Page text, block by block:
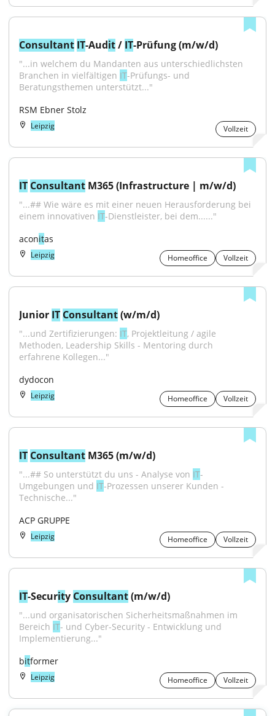
Consultant IT-Audit / IT-Prüfung (m/w/d)
"...in welchem du Mandanten aus unterschiedlichsten
Branchen in vielfältigen IT-Prüfungs- und
Beratungsthemen unterstützt..."
RSM Ebner Stolz
Leipzig Vollzeit
IT Consultant M365 (Infrastructure | m/w/d)
"...## Wie wäre es mit einer neuen Herausforderung bei
einem innovativen IT-Dienstleister, bei dem......"
aconitas
Leipzig Homeoffice Vollzeit
Junior IT Consultant (w/m/d)
"...und Zertifizierungen: IT, Projektleitung / agile
Methoden, Leadership Skills - Mentoring durch
erfahrene Kollegen..."
dydocon
Leipzig Homeoffice Vollzeit
IT Consultant M365 (m/w/d)
"...## So unterstützt du uns - Analyse von IT-
Umgebungen und IT-Prozessen unserer Kunden -
Technische..."
ACP GRUPPE
Leipzig Homeoffice Vollzeit
IT-Security Consultant (m/w/d)
"...und organisatorischen Sicherheitsmaßnahmen im
Bereich IT- und Cyber-Security - Entwicklung und
Implementierung..."
bitformer
Leipzig Homeoffice Vollzeit